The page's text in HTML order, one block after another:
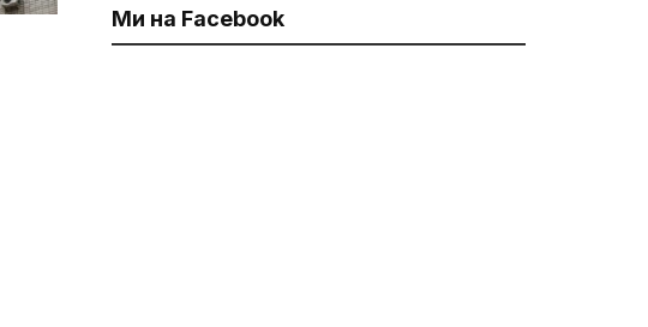
Ми на Facebook